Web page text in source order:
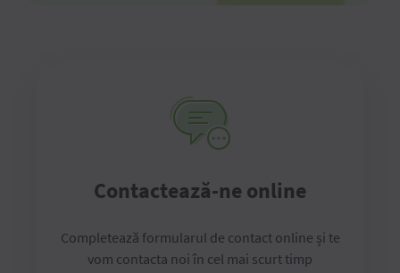
Contactează-ne online
Completează formularul de contact online și te
vom contacta noi în cel mai scurt timp